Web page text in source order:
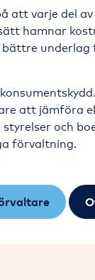
att varje del
hamnar
bättre
att jämföra
och
förvaltning.